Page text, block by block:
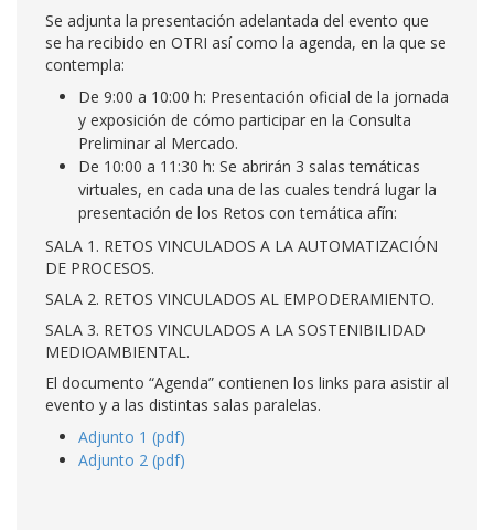
Se adjunta la presentación adelantada del evento que
se ha recibido en OTRI así como la agenda, en la que se
contempla:
De 9:00 a 10:00 h: Presentación oficial de la jornada
y exposición de cómo participar en la Consulta
Preliminar al Mercado.
De 10:00 a 11:30 h: Se abrirán 3 salas temáticas
virtuales, en cada una de las cuales tendrá lugar la
presentación de los Retos con temática afín:
SALA 1. RETOS VINCULADOS A LA AUTOMATIZACIÓN
DE PROCESOS.
SALA 2. RETOS VINCULADOS AL EMPODERAMIENTO.
SALA 3. RETOS VINCULADOS A LA SOSTENIBILIDAD
MEDIOAMBIENTAL.
El documento “Agenda” contienen los links para asistir al
evento y a las distintas salas paralelas.
Adjunto 1 (pdf)
Adjunto 2 (pdf)